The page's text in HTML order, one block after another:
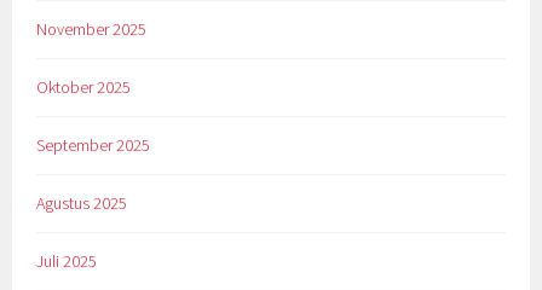
November 2025
Oktober 2025
September 2025
Agustus 2025
Juli 2025